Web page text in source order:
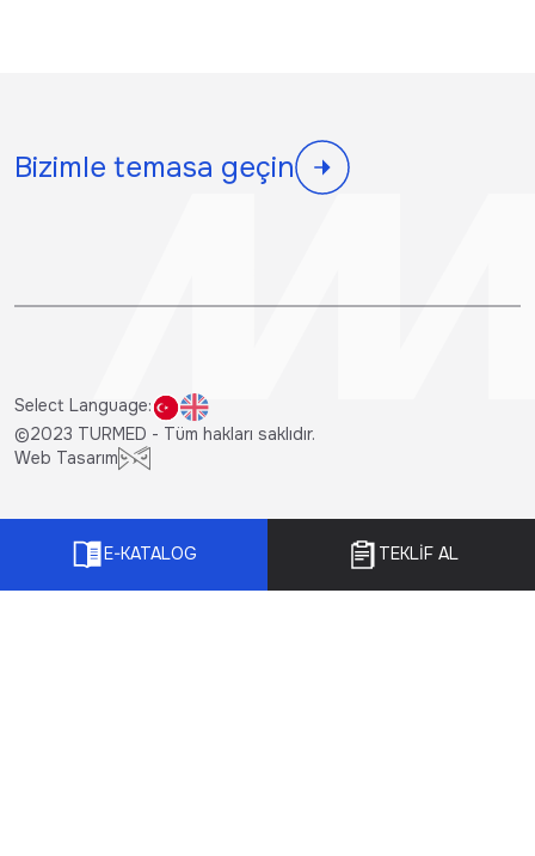
Bizimle temasa geçin
Select Language:
©2023 TURMED - Tüm hakları saklıdır.
Web Tasarım
E-KATALOG TEKLİF AL